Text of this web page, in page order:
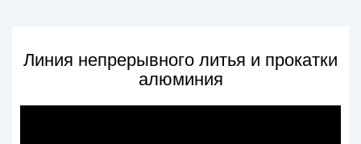
Линия непрерывного литья и прокатки
алюминия